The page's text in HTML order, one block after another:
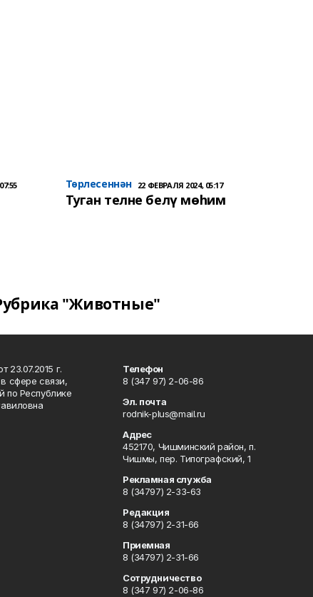
Төрлесеннән 22 ФЕВРАЛЯ 2024, 05:17
Туган телне белү мөһим
"Животные"
23.07.2015 г.
сфере связи,
по Республике
Телефон
8 (347 97) 2-06-86
Эл. почта
rodnik-plus@mail.ru
Адрес
452170, Чишминский район, п.
Чишмы, пер. Типографский, 1
Рекламная служба
8 (34797) 2-33-63
Редакция
8 (34797) 2-31-66
Приемная
8 (34797) 2-31-66
Сотрудничество
8 (347 97) 2-06-86